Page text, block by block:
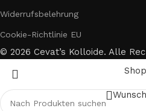
Widerrufsbelehrung
Cookie-Richtlinie EU
© 2026 Cevat’s Kolloide. Alle
Shop